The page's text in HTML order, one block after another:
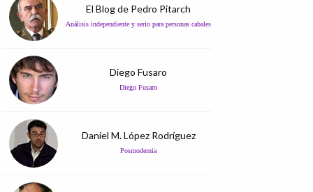
El Blog de Pedro Pitarch
Análisis independiente y serio para personas cabales
Diego Fusaro
Diego Fusaro
Daniel M. López Rodríguez
Posmodernia